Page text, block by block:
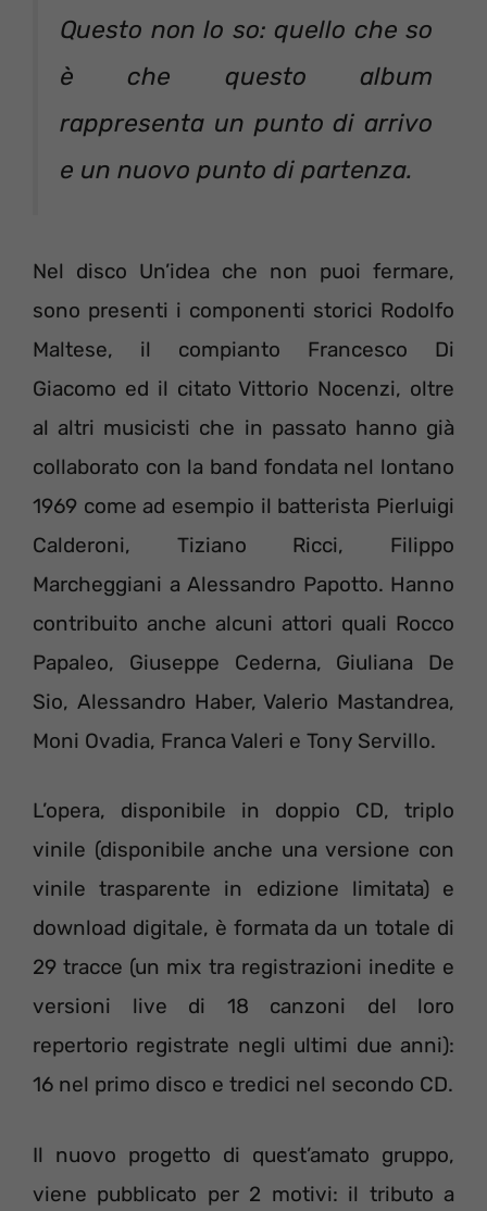
Questo non lo so: quello che so
è che questo album
rappresenta un punto di arrivo
e un nuovo punto di partenza.
Nel disco Un’idea che non puoi fermare,
sono presenti i componenti storici Rodolfo
Maltese, il compianto Francesco Di
Giacomo ed il citato Vittorio Nocenzi, oltre
al altri musicisti che in passato hanno già
collaborato con la band fondata nel lontano
1969 come ad esempio il batterista Pierluigi
Calderoni, Tiziano Ricci, Filippo
Marcheggiani a Alessandro Papotto. Hanno
contribuito anche alcuni attori quali Rocco
Papaleo, Giuseppe Cederna, Giuliana De
Sio, Alessandro Haber, Valerio Mastandrea,
Moni Ovadia, Franca Valeri e Tony Servillo.
L’opera, disponibile in doppio CD, triplo
vinile (disponibile anche una versione con
vinile trasparente in edizione limitata) e
download digitale, è formata da un totale di
29 tracce (un mix tra registrazioni inedite e
versioni live di 18 canzoni del loro
repertorio registrate negli ultimi due anni):
16 nel primo disco e tredici nel secondo CD.
Il nuovo progetto di quest’amato gruppo,
viene pubblicato per 2 motivi: il tributo a